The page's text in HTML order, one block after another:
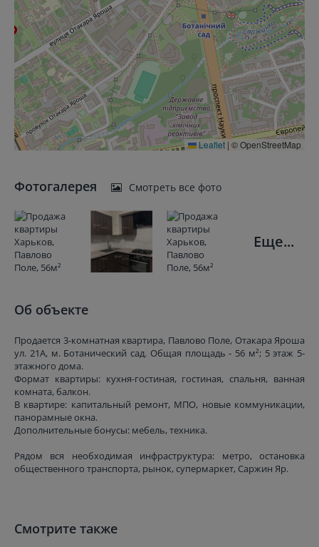
Leaflet | © OpenStreetMap
Фотогалерея Смотреть все фото
Еще...
Об объекте
Продается 3-комнатная квартира, Павлово Поле, Отакара Яроша
ул. 21А, м. Ботанический сад. Общая площадь - 56 м²; 5 этаж 5-
этажного дома.
Формат квартиры: кухня-гостиная, гостиная, спальня, ванная
комната, балкон.
В квартире: капитальный ремонт, МПО, новые коммуникации,
панорамные окна.
Дополнительные бонусы: мебель, техника.
Рядом вся необходимая инфраструктура: метро, остановка
общественного транспорта, рынок, супермаркет, Саржин Яр.
Смотрите также